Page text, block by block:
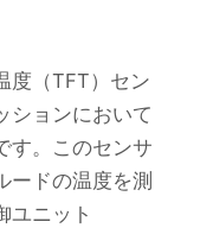
度（TFT）セン
ションにおいて
す。このセンサ
ードの温度を測
ユニット